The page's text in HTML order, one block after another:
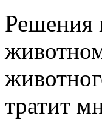
Решения
тратит